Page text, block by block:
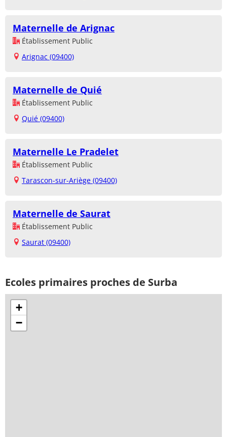
Maternelle de Arignac
Établissement Public
Arignac (09400)
Maternelle de Quié
Établissement Public
Quié (09400)
Maternelle Le Pradelet
Établissement Public
Tarascon-sur-Ariège (09400)
Maternelle de Saurat
Établissement Public
Saurat (09400)
Ecoles primaires proches de Surba
+
−